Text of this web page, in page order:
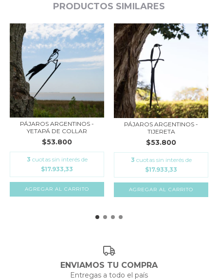
PRODUCTOS SIMILARES
PÁJAROS ARGENTINOS -
YETAPÁ DE COLLAR
$53.800
3 cuotas sin interés de
$17.933,33
PÁJAROS ARGENTINOS -
TIJERETA
$53.800
3 cuotas sin interés de
$17.933,33
ENVIAMOS TU COMPRA
Entregas a todo el país